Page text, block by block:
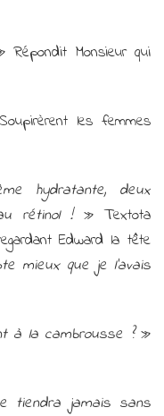
Monsieur qui
les femmes
hydratante, deux
rétinol !» Textota
Edward la tête
mieux que je l’avais
à la cambrousse ?»
tiendra jamais sans